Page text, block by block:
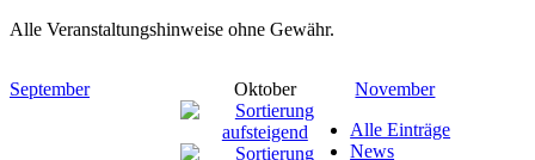
Alle Veranstaltungshinweise ohne Gewähr.
September Oktober
November
Alle Einträge
News